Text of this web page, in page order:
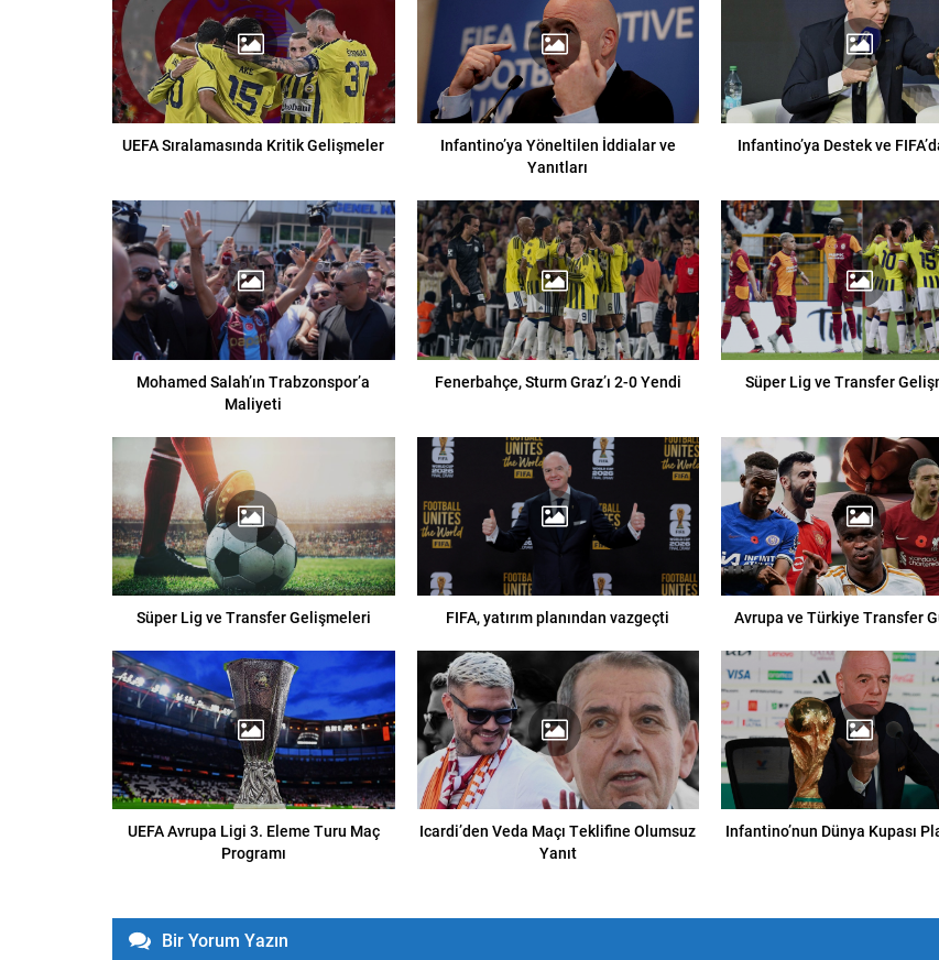
UEFA Sıralamasında Kritik Gelişmeler
Infantino’ya Yöneltilen İddialar ve
Yanıtları
Infantino’ya Destek ve
Mohamed Salah’ın Trabzonspor’a
Maliyeti
Fenerbahçe, Sturm Graz’ı 2-0 Yendi Süper Lig ve Transfer
Süper Lig ve Transfer Gelişmeleri FIFA, yatırım planından vazgeçti Avrupa ve Türkiye Transfer
UEFA Avrupa Ligi 3. Eleme Turu Maç
Programı
Icardi’den Veda Maçı Teklifine Olumsuz
Yanıt
Infantino’nun Dünya Kupası
Bir Yorum Yazın